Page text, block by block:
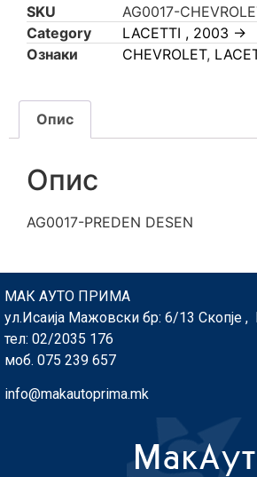
SKU
AG0017-
Category
LACETTI , 2003 ->
Ознаки
CHEVROLET,
Опис
Опис
AG0017-PREDEN DESEN
МАК АУТО ПРИМА
ул.Исаија Мажовски бр: 6/13 Скопје ,
тел: 02/2035 176
моб. 075 239 657
info@makautoprima.mk